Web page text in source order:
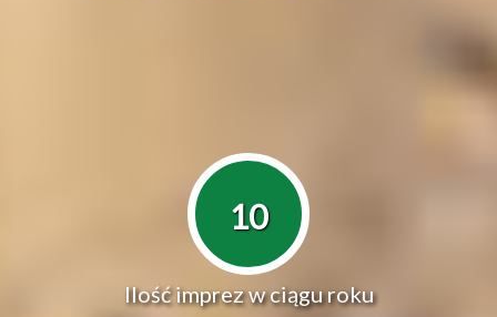
10
Ilość imprez w ciągu roku